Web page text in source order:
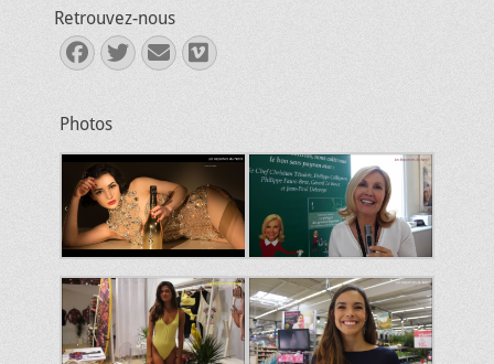
Retrouvez-nous
Facebook
Twitter
E-
mail
Vimeo
Photos